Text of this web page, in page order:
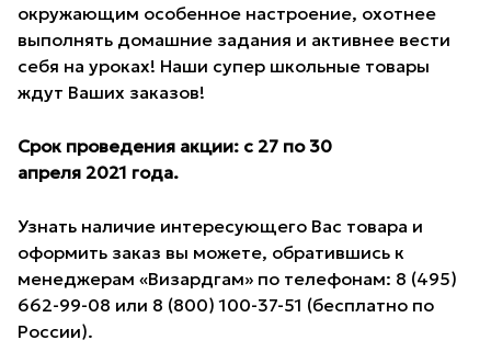
окружающим особенное настроение, охотнее
выполнять домашние задания и активнее вести
себя на уроках! Наши супер школьные товары
ждут Ваших заказов!
Срок проведения акции: с 27 по 30
апреля 2021 года.
Узнать наличие интересующего Вас товара и
оформить заказ вы можете, обратившись к
менеджерам «Визардгам» по телефонам: 8 (495)
662-99-08 или 8 (800) 100-37-51 (бесплатно по
России).